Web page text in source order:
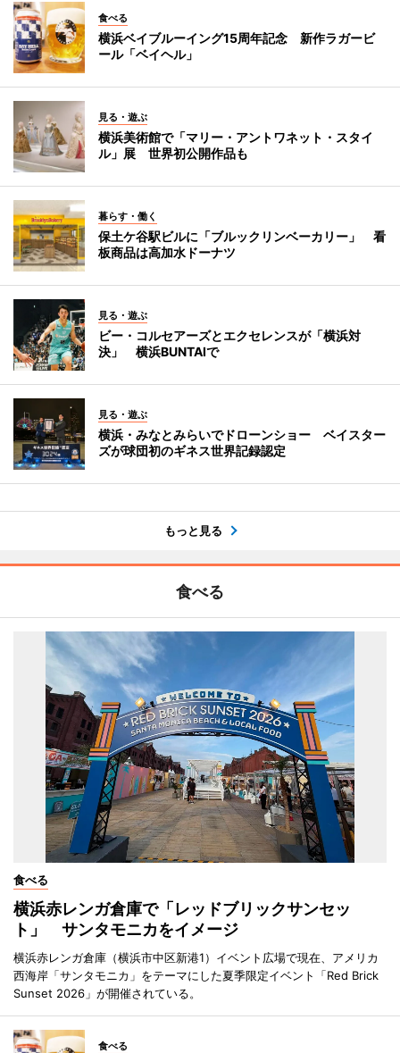
食べる
横浜ベイブルーイング15周年記念 新作ラガービ
ール「ベイヘル」
見る・遊ぶ
横浜美術館で「マリー・アントワネット・スタイ
ル」展 世界初公開作品も
暮らす・働く
保土ケ谷駅ビルに「ブルックリンベーカリー」 看
板商品は高加水ドーナツ
見る・遊ぶ
ビー・コルセアーズとエクセレンスが「横浜対
決」 横浜BUNTAIで
見る・遊ぶ
横浜・みなとみらいでドローンショー ベイスター
ズが球団初のギネス世界記録認定
もっと見る
食べる
食べる
横浜赤レンガ倉庫で「レッドブリックサンセッ
ト」 サンタモニカをイメージ
横浜赤レンガ倉庫（横浜市中区新港1）イベント広場で現在、アメリカ
西海岸「サンタモニカ」をテーマにした夏季限定イベント「Red Brick
Sunset 2026」が開催されている。
食べる